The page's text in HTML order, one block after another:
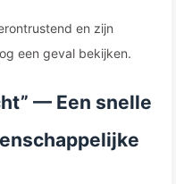
en zijn
een geval bekijken.
— Een snelle